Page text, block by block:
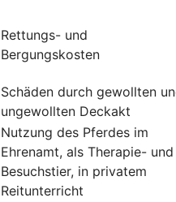
Rettungs- und
Bergungskosten
Schäden durch gewollten
ungewollten Deckakt
Nutzung des Pferdes im
Ehrenamt, als Therapie- und
Besuchstier, in privatem
Reitunterricht